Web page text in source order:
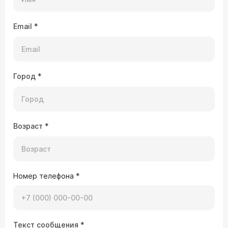
острый колит инфекционного происхождения,
Вам, не откладывая, прийти на консультацию к
инфекционисту-терапевту.
Email *
Город *
Возраст *
Номер телефона *
Текст сообщения *